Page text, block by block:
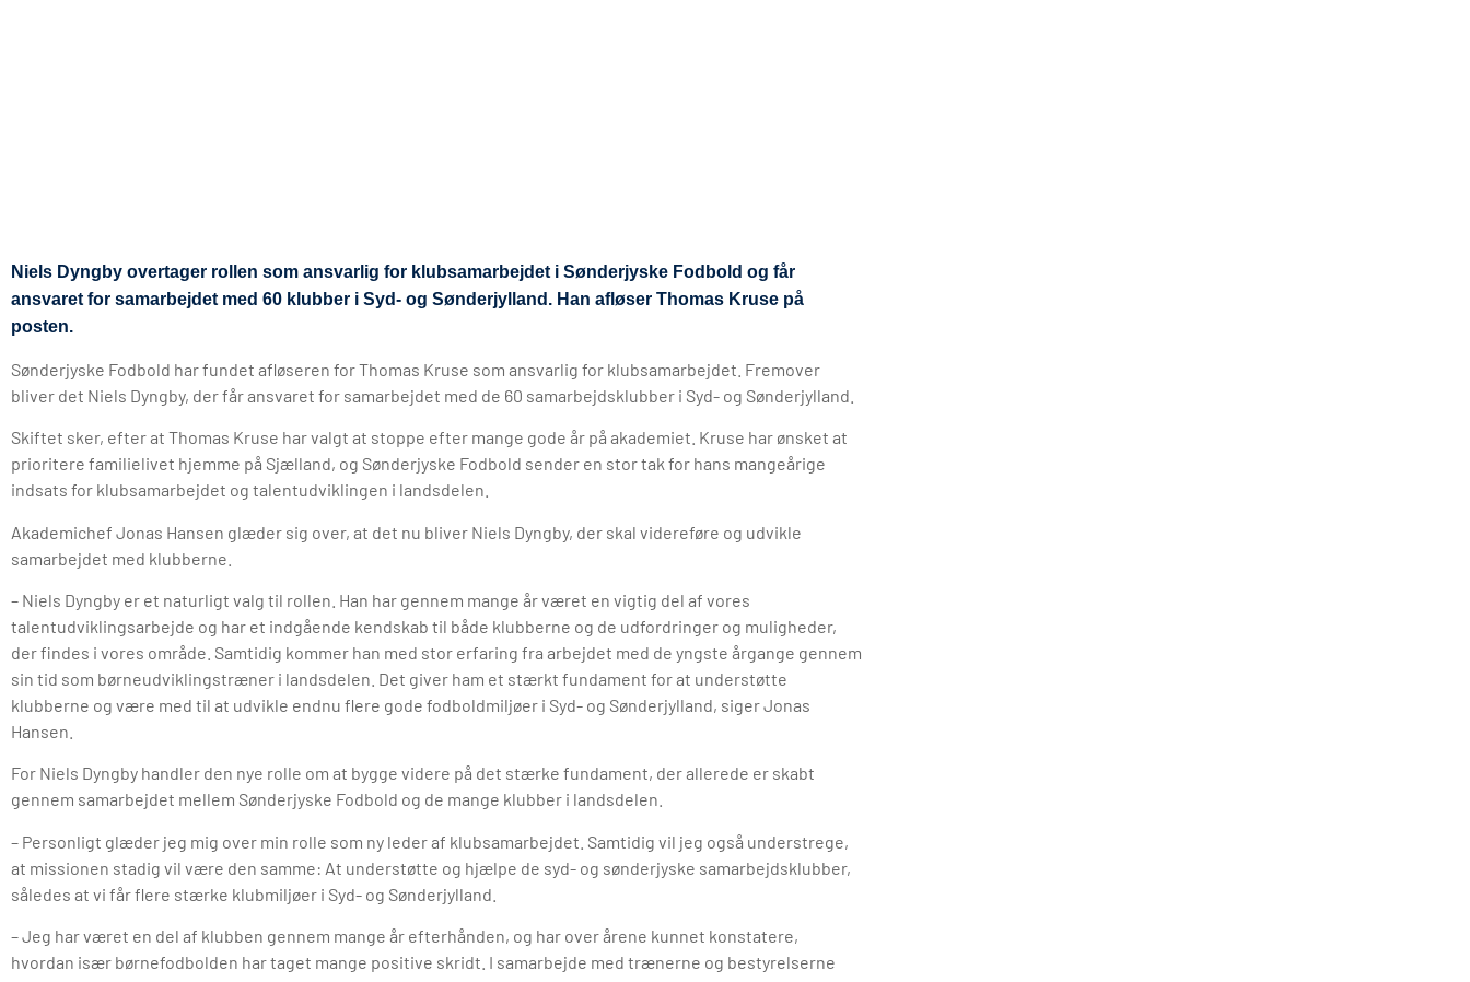
Niels Dyngby overtager rollen som ansvarlig for klubsamarbejdet i Sønderjyske Fodbold og får
ansvaret for samarbejdet med 60 klubber i Syd- og Sønderjylland. Han afløser Thomas Kruse på
posten.
Sønderjyske Fodbold har fundet afløseren for Thomas Kruse som ansvarlig for klubsamarbejdet. Fremover
bliver det Niels Dyngby, der får ansvaret for samarbejdet med de 60 samarbejdsklubber i Syd- og Sønderjylland.
Skiftet sker, efter at Thomas Kruse har valgt at stoppe efter mange gode år på akademiet. Kruse har ønsket at
prioritere familielivet hjemme på Sjælland, og Sønderjyske Fodbold sender en stor tak for hans mangeårige
indsats for klubsamarbejdet og talentudviklingen i landsdelen.
Akademichef Jonas Hansen glæder sig over, at det nu bliver Niels Dyngby, der skal videreføre og udvikle
samarbejdet med klubberne.
– Niels Dyngby er et naturligt valg til rollen. Han har gennem mange år været en vigtig del af vores
talentudviklingsarbejde og har et indgående kendskab til både klubberne og de udfordringer og muligheder,
der findes i vores område. Samtidig kommer han med stor erfaring fra arbejdet med de yngste årgange gennem
sin tid som børneudviklingstræner i landsdelen. Det giver ham et stærkt fundament for at understøtte
klubberne og være med til at udvikle endnu flere gode fodboldmiljøer i Syd- og Sønderjylland, siger Jonas
Hansen.
For Niels Dyngby handler den nye rolle om at bygge videre på det stærke fundament, der allerede er skabt
gennem samarbejdet mellem Sønderjyske Fodbold og de mange klubber i landsdelen.
– Personligt glæder jeg mig over min rolle som ny leder af klubsamarbejdet. Samtidig vil jeg også understrege,
at missionen stadig vil være den samme: At understøtte og hjælpe de syd- og sønderjyske samarbejdsklubber,
således at vi får flere stærke klubmiljøer i Syd- og Sønderjylland.
– Jeg har været en del af klubben gennem mange år efterhånden, og har over årene kunnet konstatere,
hvordan især børnefodbolden har taget mange positive skridt. I samarbejde med trænerne og bestyrelserne